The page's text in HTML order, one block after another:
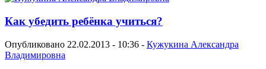
Как убедить ребёнка учиться?
Опубликовано 22.02.2013 - 10:36 - Кужукина Александра
Владимировна